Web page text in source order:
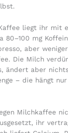
liegt ihr mit
80–100 mg
aber
Die Milch
ändert aber
– die hängt
Milchkaffee
ihr